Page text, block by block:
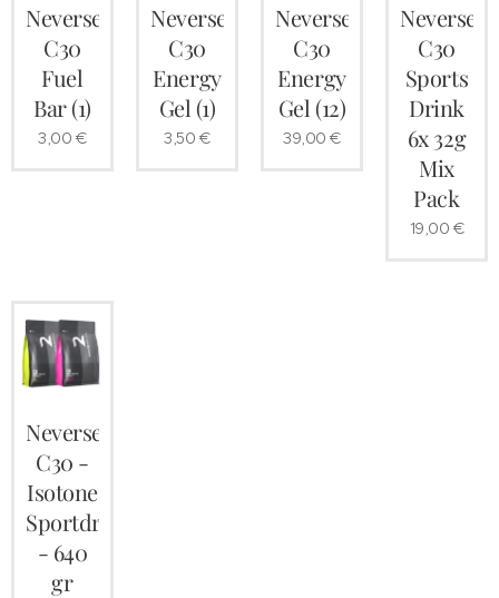
Neversecond
C30
Fuel
Bar (1)
3,00 €
Neversecond
C30
Energy
Gel (1)
3,50 €
Neversecond
C30
Energy
Gel (12)
39,00 €
C30
Sports
Drink
6x 32g
Mix
Pack
19,00 €
Neversecond
C30 -
Isotone
Sportdrank
- 640
gr